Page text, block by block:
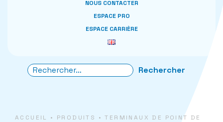
NOUS CONTACTER
ESPACE PRO
ESPACE CARRIÈRE
ACCUEIL • PRODUITS •TERMINAUX DE POINT DE